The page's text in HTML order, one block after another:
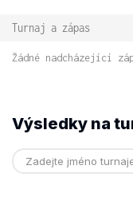
Turnaj a zápas
Žádné nadcházející
Výsledky na